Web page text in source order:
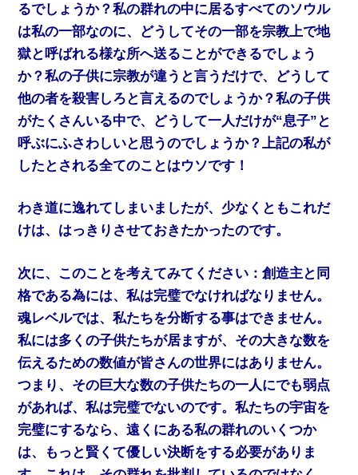
るでしょうか？私の群れの中に居るすべてのソウル
は私の一部なのに、どうしてその一部を宗教上で地
獄と呼ばれる様な所へ送ることができるでしょう
か？私の子供に宗教が違うと言うだけで、どうして
他の者を殺害しろと言えるのでしょうか？私の子供
がたくさんいる中で、どうして一人だけが“息子”と
呼ぶにふさわしいと思うのでしょうか？上記の私が
したとされる全てのことはウソです！
わき道に逸れてしまいましたが、少なくともこれだ
けは、はっきりさせておきたかったのです。
次に、このことを考えてみてください：創造主と同
格である為には、私は完璧でなければなりません。
魂レベルでは、私たちを分断する事はできません。
私には多くの子供たちが居ますが、その大きな数を
伝えるための数値が皆さんの世界にはありません。
つまり、その巨大な数の子供たちの一人にでも弱点
があれば、私は完璧でないのです。私たちの宇宙を
完璧にするなら、遠くにある私の群れのいくつか
は、もっと賢くて優しい決断をする必要がありま